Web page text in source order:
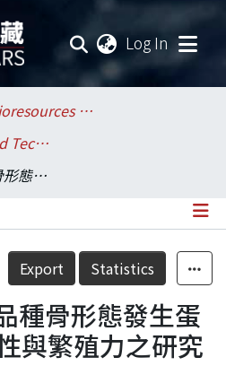
Log In
College of Bioresources and Agriculture / 生物資源暨農學院
Animal Science and Technology / 動物科學技術學系
臺灣現有山羊品種骨形態發生蛋白15基因多態性與繁殖力之研究
Details
Export Statistics
種骨形態發生蛋
與繁殖力之研究